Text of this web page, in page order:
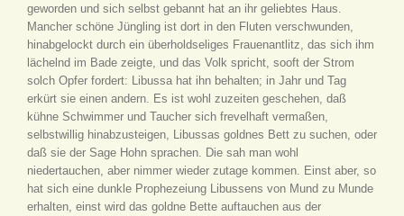
geworden und sich selbst gebannt hat an ihr geliebtes Haus.
Mancher schöne Jüngling ist dort in den Fluten verschwunden,
hinabgelockt durch ein überholdseliges Frauenantlitz, das sich ihm
lächelnd im Bade zeigte, und das Volk spricht, sooft der Strom
solch Opfer fordert: Libussa hat ihn behalten; in Jahr und Tag
erkürt sie einen andern. Es ist wohl zuzeiten geschehen, daß
kühne Schwimmer und Taucher sich frevelhaft vermaßen,
selbstwillig hinabzusteigen, Libussas goldnes Bett zu suchen, oder
daß sie der Sage Hohn sprachen. Die sah man wohl
niedertauchen, aber nimmer wieder zutage kommen. Einst aber, so
hat sich eine dunkle Prophezeiung Libussens von Mund zu Munde
erhalten, einst wird das goldne Bette auftauchen aus der